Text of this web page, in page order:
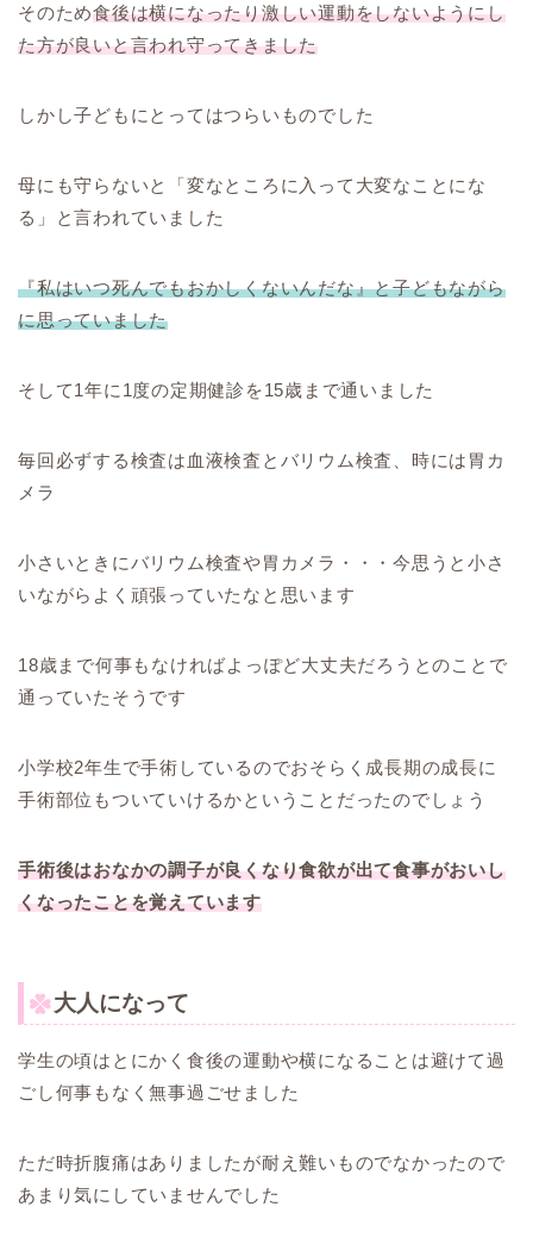
そのため食後は横になったり激しい運動をしないようにし
た方が良いと言われ守ってきました
しかし子どもにとってはつらいものでした
母にも守らないと「変なところに入って大変なことにな
る」と言われていました
『私はいつ死んでもおかしくないんだな』と子どもながら
に思っていました
そして1年に1度の定期健診を15歳まで通いました
毎回必ずする検査は血液検査とバリウム検査、時には胃カ
メラ
小さいときにバリウム検査や胃カメラ・・・今思うと小さ
いながらよく頑張っていたなと思います
18歳まで何事もなければよっぽど大丈夫だろうとのことで
通っていたそうです
小学校2年生で手術しているのでおそらく成長期の成長に
手術部位もついていけるかということだったのでしょう
手術後はおなかの調子が良くなり食欲が出て食事がおいし
くなったことを覚えています
大人になって
学生の頃はとにかく食後の運動や横になることは避けて過
ごし何事もなく無事過ごせました
ただ時折腹痛はありましたが耐え難いものでなかったので
あまり気にしていませんでした